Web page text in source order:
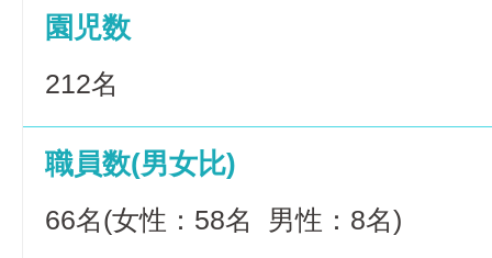
園児数
212名
職員数(男女比)
66名(女性：58名 男性：8名)